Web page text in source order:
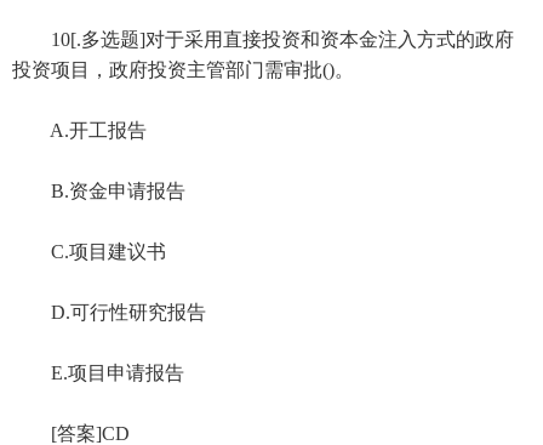
10[.多选题]对于采用直接投资和资本金注入方式的政府
投资项目，政府投资主管部门需审批()。
A.开工报告
B.资金申请报告
C.项目建议书
D.可行性研究报告
E.项目申请报告
[答案]CD